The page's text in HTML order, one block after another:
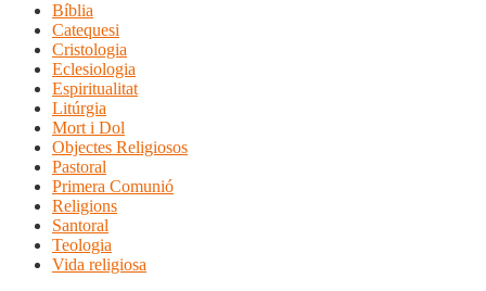
Bíblia
Catequesi
Cristologia
Eclesiologia
Espiritualitat
Litúrgia
Mort i Dol
Objectes Religiosos
Pastoral
Primera Comunió
Religions
Santoral
Teologia
Vida religiosa